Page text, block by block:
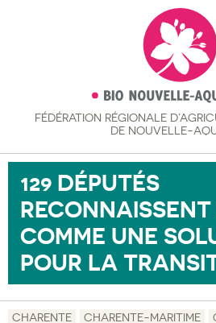
FÉDÉRATION RÉGIONALE
DE NOUVELLE-
129 DÉPUTÉS
COMME UNE
POUR LA
CHARENTE CHARENTE-MARITIME